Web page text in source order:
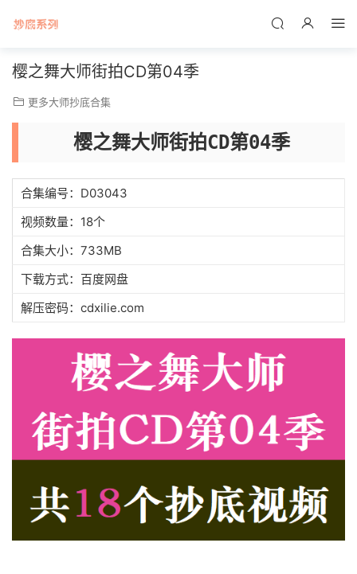
樱之舞大师街拍CD第04季
更多大师抄底合集
樱之舞大师街拍CD第04季
合集编号：D03043
视频数量：18个
合集大小：733MB
下载方式：百度网盘
解压密码：cdxilie.com